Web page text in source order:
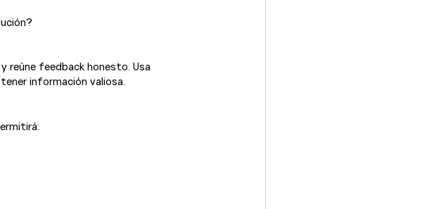
reúne feedback honesto. Usa
información valiosa.